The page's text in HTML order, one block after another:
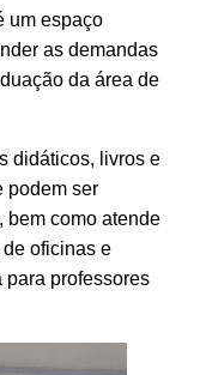
um espaço
as demandas
da área de
didáticos, livros e
podem ser
bem como atende
oficinas e
para professores